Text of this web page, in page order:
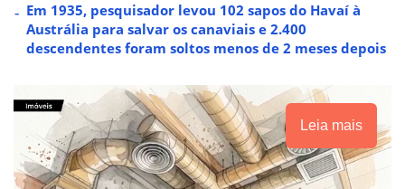
Em 1935, pesquisador levou 102 sapos do Havaí à
Austrália para salvar os canaviais e 2.400
descendentes foram soltos menos de 2 meses depois
Leia mais